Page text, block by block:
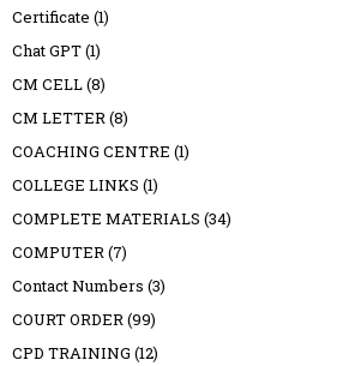
Certificate (1)
Chat GPT(1)
CM CELL(8)
CM LETTER(8)
COACHING CENTRE (1)
COLLEGE LINKS (1)
COMPLETE MATERIALS (34)
COMPUTER(7)
Contact Numbers (3)
COURT ORDER(99)
CPD TRAINING (12)